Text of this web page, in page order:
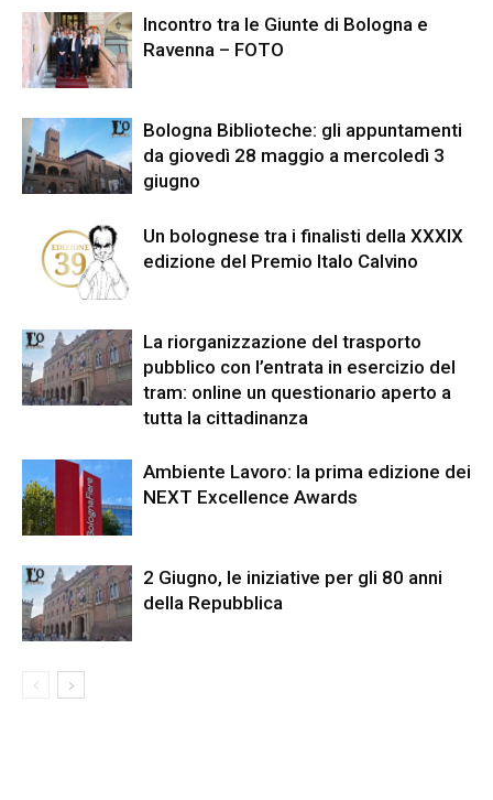
Incontro tra le Giunte di Bologna e
Ravenna – FOTO
Bologna Biblioteche: gli appuntamenti
da giovedì 28 maggio a mercoledì 3
giugno
Un bolognese tra i finalisti della XXXIX
edizione del Premio Italo Calvino
La riorganizzazione del trasporto
pubblico con l’entrata in esercizio del
tram: online un questionario aperto a
tutta la cittadinanza
Ambiente Lavoro: la prima edizione dei
NEXT Excellence Awards
2 Giugno, le iniziative per gli 80 anni
della Repubblica